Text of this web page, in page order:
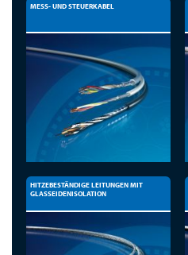
MESS- UND STEUERKABEL
HITZEBESTÄNDIGE LEITUNGEN MIT
GLASSEIDENISOLATION